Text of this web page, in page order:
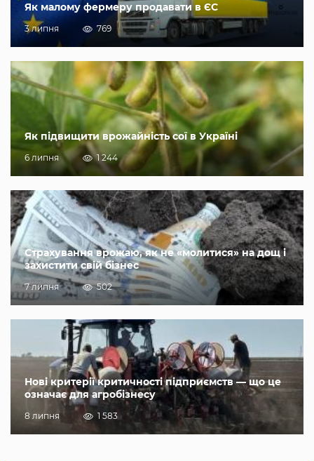
Як малому фермеру продавати в ЄС
3 липня 769
Як підвищити врожайність сої в Україні
6 липня 1 244
Страхування врожаю, як не «молитися» на дощ і
захистити свій бізнес
7 липня 502
Нові критерії критичності підприємств — що це
означає для агробізнесу
8 липня 1 583